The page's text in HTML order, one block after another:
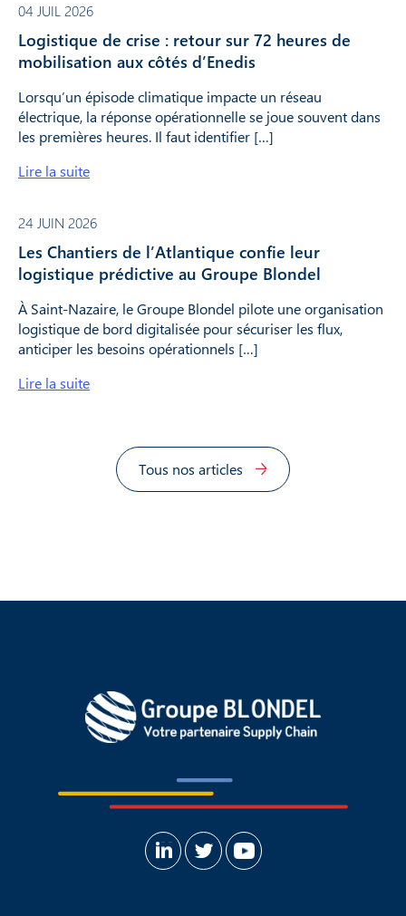
04 JUIL 2026
Logistique de crise : retour sur 72 heures de
mobilisation aux côtés d’Enedis
Lorsqu’un épisode climatique impacte un réseau
électrique, la réponse opérationnelle se joue souvent dans
les premières heures. Il faut identifier […]
Lire la suite
24 JUIN 2026
Les Chantiers de l’Atlantique confie leur
logistique prédictive au Groupe Blondel
À Saint-Nazaire, le Groupe Blondel pilote une organisation
logistique de bord digitalisée pour sécuriser les flux,
anticiper les besoins opérationnels […]
Lire la suite
Tous nos articles